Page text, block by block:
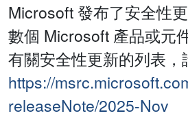
Microsoft 發布了安全性
數個 Microsoft 產品或元
有關安全性更新的列表，
https://
releaseNote/2025-Nov